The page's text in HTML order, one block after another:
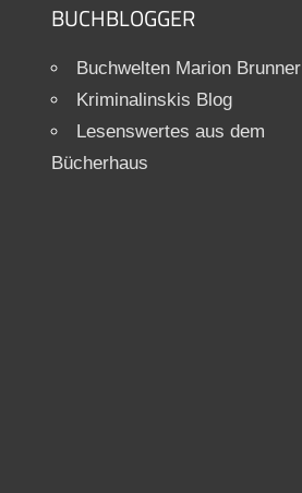
BUCHBLOGGER
Buchwelten Marion Brunner
Kriminalinskis Blog
Lesenswertes aus dem
Bücherhaus